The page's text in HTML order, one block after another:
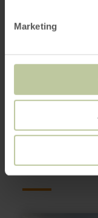
Marketing
E-mail
Op kaart
Dit